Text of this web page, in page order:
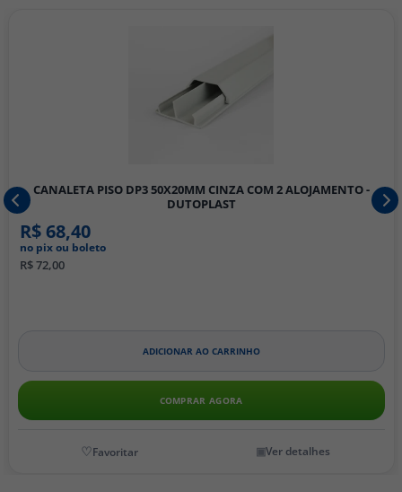
CANALETA PISO DP3 50X20MM CINZA COM 2 ALOJAMENTO -
DUTOPLAST
R$ 68,40
no pix ou boleto
R$ 72,00
ADICIONAR AO CARRINHO
COMPRAR AGORA
Ver detalhes